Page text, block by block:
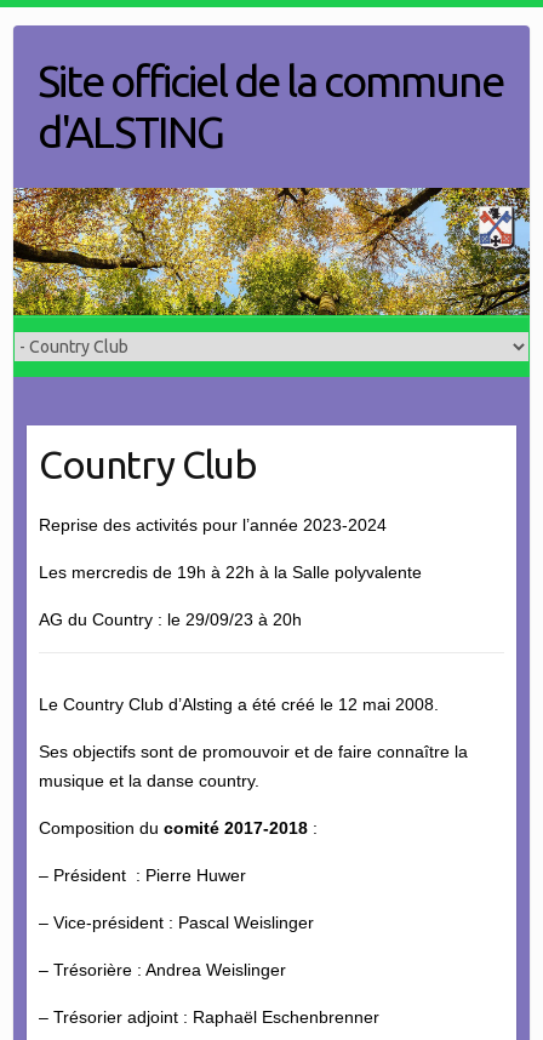
contentSite officiel de la commune
d'ALSTING
Country Club
Reprise des activités pour l’année 2023-2024
Les mercredis de 19h à 22h à la Salle polyvalente
AG du Country : le 29/09/23 à 20h
Le Country Club d’Alsting a été créé le 12 mai 2008.
Ses objectifs sont de promouvoir et de faire connaître la
musique et la danse country.
Composition du comité 2017-2018:
– Président : Pierre Huwer
– Vice-président : Pascal Weislinger
– Trésorière : Andrea Weislinger
– Trésorier adjoint : Raphaël Eschenbrenner